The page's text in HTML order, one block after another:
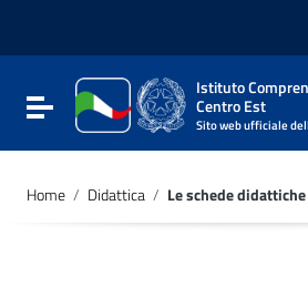
Vai al footer
Attiva / disattiva la navigazione
Istituto
Centro Est
Sito web ufficiale
Home / Didattica / Le schede didattiche